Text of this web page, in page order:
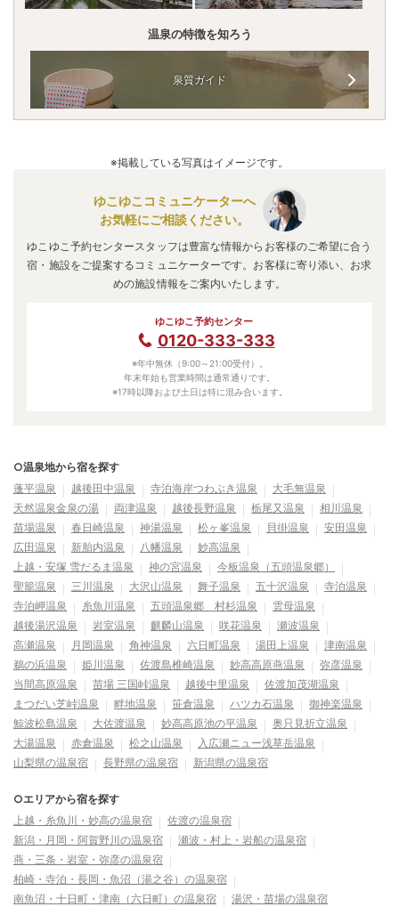
温泉の特徴を知ろう
泉質ガイド
※掲載している写真はイメージです。
ゆこゆこコミュニケーターへ
お気軽にご相談ください。
ゆこゆこ予約センタースタッフは豊富な情報からお客様のご希望に合う
宿・施設をご提案するコミュニケーターです。お客様に寄り添い、お求
めの施設情報をご案内いたします。
ゆこゆこ予約センター
0120-333-333
※年中無休（9:00～21:00受付）。
年末年始も営業時間は通常通りです。
※17時以降および土日は特に混み合います。
○温泉地から宿を探す
蓬平温泉
越後田中温泉 寺泊海岸つわぶき温泉
大毛無温泉
天然温泉金泉の湯
両津温泉 越後長野温泉 栃尾又温泉
相川温泉
苗場温泉
春日崎温泉 神湯温泉 松ヶ峯温泉 貝掛温泉
安田温泉
広田温泉
新胎内温泉 八幡温泉
妙高温泉
上越・安塚 雪だるま温泉
神の宮温泉
今板温泉（五頭温泉郷）
聖籠温泉
三川温泉 大沢山温泉 舞子温泉 五十沢温泉
寺泊温泉
寺泊岬温泉
糸魚川温泉 五頭温泉郷 村杉温泉
雲母温泉
越後湯沢温泉
岩室温泉 麒麟山温泉 咲花温泉
瀬波温泉
高瀬温泉
月岡温泉 角神温泉 六日町温泉 湯田上温泉
津南温泉
鵜の浜温泉
姫川温泉 佐渡島椎崎温泉 妙高高原燕温泉
弥彦温泉
当間高原温泉
苗場 三国峠温泉 越後中里温泉
佐渡加茂湖温泉
まつだい芝峠温泉
畔地温泉 笹倉温泉 ハツカ石温泉
御神楽温泉
鯨波松島温泉
大佐渡温泉 妙高高原池の平温泉
奥只見折立温泉
大湯温泉
赤倉温泉 松之山温泉
入広瀬ニュー浅草岳温泉
山梨県の温泉宿
長野県の温泉宿 新潟県の温泉宿
○エリアから宿を探す
上越・糸魚川・妙高の温泉宿
佐渡の温泉宿
新潟・月岡・阿賀野川の温泉宿
瀬波・村上・岩船の温泉宿
燕・三条・岩室・弥彦の温泉宿
柏崎・寺泊・長岡・魚沼（湯之谷）の温泉宿
南魚沼・十日町・津南（六日町）の温泉宿
湯沢・苗場の温泉宿